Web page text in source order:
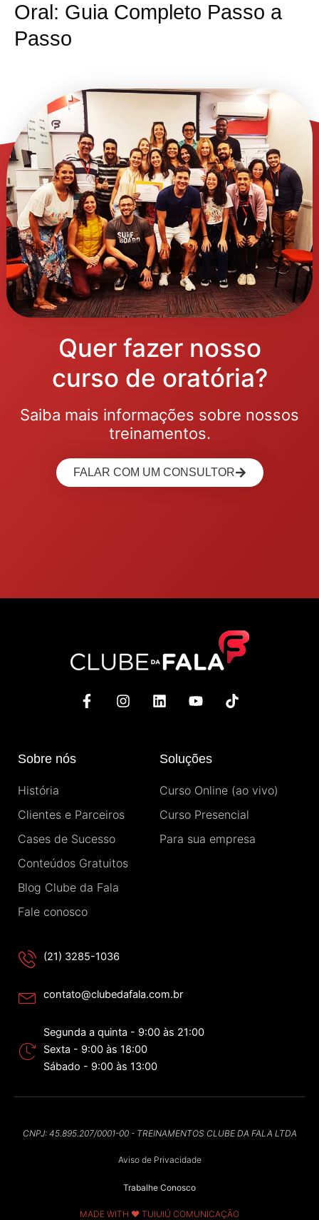
Oral: Guia Completo Passo a
Passo
Quer fazer nosso
curso de oratória?
Saiba mais informações sobre nossos
treinamentos.
FALAR COM UM CONSULTOR
F
a
f
I
n
L
i
e
d
n
Y
o
u
b
T
i
Sobre nós
História
Clientes e Parceiros
Cases de Sucesso
Conteúdos Gratuitos
Blog Clube da Fala
Fale conosco
Soluções
Curso Online (ao vivo)
Curso Presencial
Para sua empresa
(21) 3285-1036
contato@clubedafala.com.br
Segunda a quinta - 9:00 às 21:00
Sexta - 9:00 às 18:00
Sábado - 9:00 às 13:00
CNPJ: 45.895.207/0001-00 - TREINAMENTOS CLUBE DA FALA LTDA
Aviso de Privacidade
Trabalhe Conosco
MADE WITH ❤ TUIUIÚ COMUNICAÇÃO